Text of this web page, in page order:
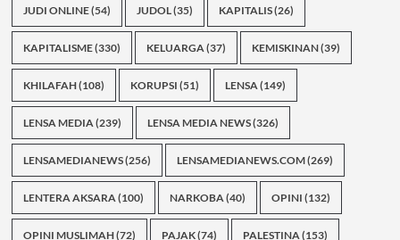
JUDI ONLINE(54) JUDOL(35) KAPITALIS(26)
KAPITALISME(330) KELUARGA(37) KEMISKINAN(39)
KHILAFAH(108) KORUPSI (51) LENSA(149)
LENSA MEDIA(239) LENSA MEDIA NEWS(326)
LENSAMEDIANEWS(256) LENSAMEDIANEWS.COM(269)
LENTERA AKSARA(100) NARKOBA(40) OPINI (132)
OPINI MUSLIMAH(72) PAJAK(74) PALESTINA(153)